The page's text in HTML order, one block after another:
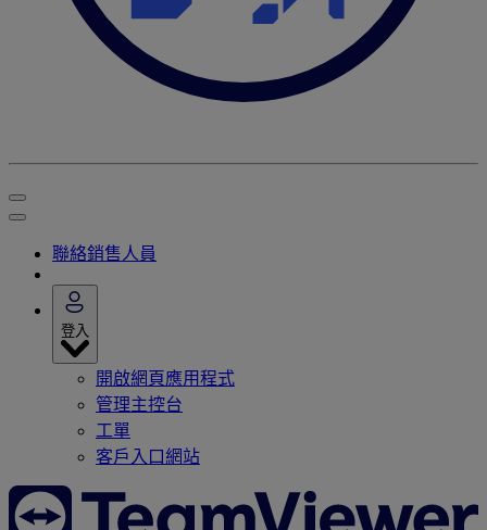
聯絡銷售人員
登入
開啟網頁應用程式
管理主控台
工單
客戶入口網站